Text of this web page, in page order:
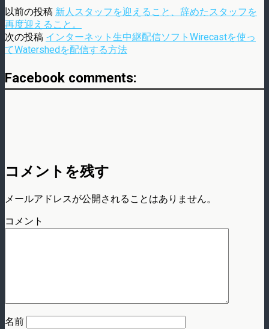
以前の投稿 新人スタッフを迎えること、辞めたスタッフを
再度迎えること。
次の投稿 インターネット生中継配信ソフトWirecastを使っ
てWatershedを配信する方法
Facebook comments:
コメントを残す
メールアドレスが公開されることはありません。
コメント
名前